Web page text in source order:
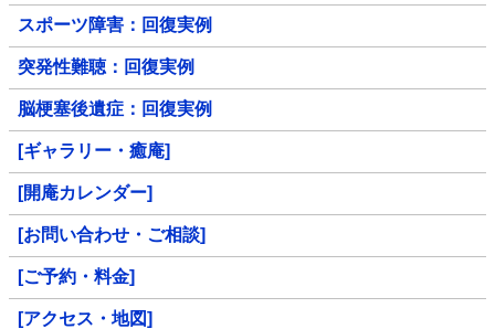
スポーツ障害：回復実例
突発性難聴：回復実例
脳梗塞後遺症：回復実例
[ギャラリー・癒庵]
[開庵カレンダー]
[お問い合わせ・ご相談]
[ご予約・料金]
[アクセス・地図]